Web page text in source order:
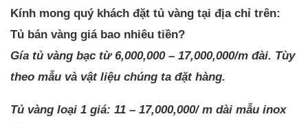
Kính mong quý khách đặt tủ vàng tại địa chỉ trên:
Tủ bán vàng giá bao nhiêu tiền?
Gía tủ vàng bạc từ 6,000,000 – 17,000,000/m đài. Tùy
theo mẫu và vật liệu chúng ta đặt hàng.
Tủ vàng loại 1 giá: 11 – 17,000,000/ m dài mẫu inox